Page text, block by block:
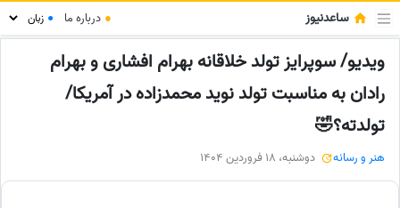
ساعدنیوز ● درباره ما ●
ویدیو/ سوپرایز تولد خلاقانه بهرام افشاری و بهرام
رادان به مناسبت تولد نوید محمدزاده در آمریکا/
تولدته؟🤣
هنر و رسانه دوشنبه، 18 فروردین 1404